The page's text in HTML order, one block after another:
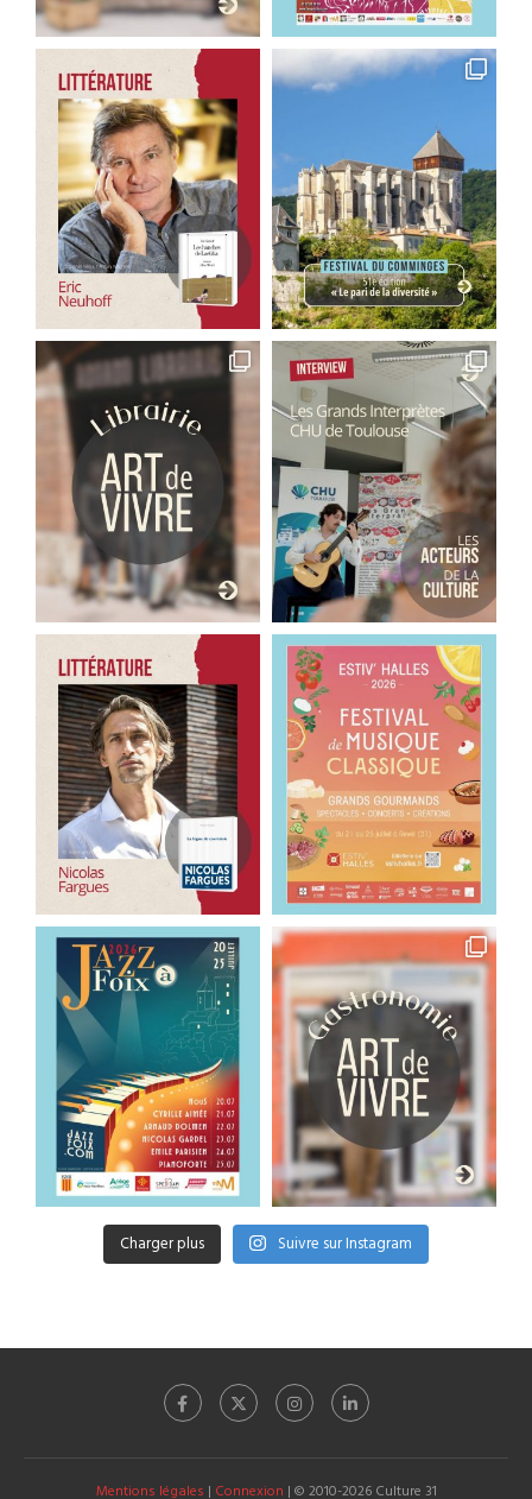
Charger plus Suivre sur Instagram
Mentions légales | Connexion | © 2010-2026 Culture 31